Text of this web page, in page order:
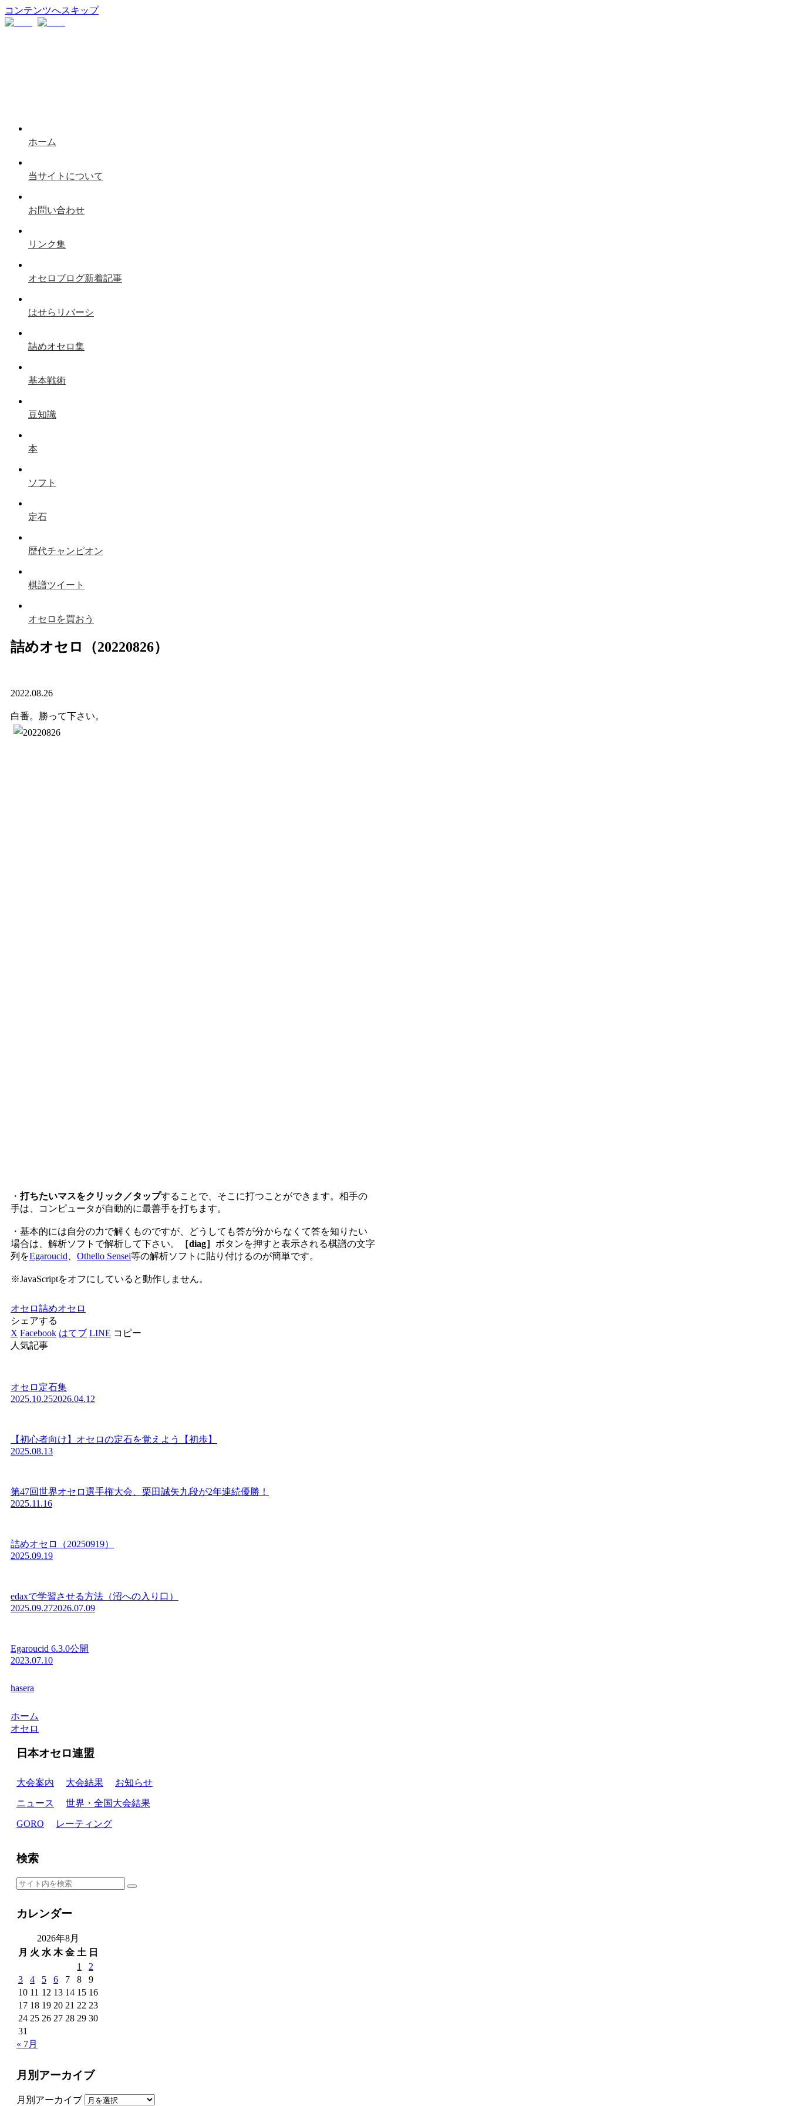
コンテンツへスキップ
ホーム
当サイトについて
お問い合わせ
リンク集
オセロブログ新着記事
はせらリバーシ
詰めオセロ集
基本戦術
豆知識
本
ソフト
定石
歴代チャンピオン
棋譜ツイート
オセロを買おう
詰めオセロ（20220826）
2022.08.26
白番。勝って下さい。
・打ちたいマスをクリック／タップすることで、そこに打つことができます。相手の
手は、コンピュータが自動的に最善手を打ちます。
・基本的には自分の力で解くものですが、どうしても答が分からなくて答を知りたい
場合は、解析ソフトで解析して下さい。
［diag］ ボタンを押すと表示される棋譜の文字
列をEgaroucid Othello Sensei等の解析ソフトに貼り付けるのが簡単です。
※JavaScriptをオフにしていると動作しません。
オセロ詰めオセロ
シェアする
X Facebook はてブ LINE コピー
人気記事
オセロ定石集
2025.10.252026.04.12
【初心者向け】オセロの定石を覚えよう【初歩】
2025.08.13
第47回世界オセロ選手権大会、栗田誠矢九段が2年連続優勝！
2025.11.16
詰めオセロ（20250919）
2025.09.19
edaxで学習させる方法（沼への入り口）
2025.09.272026.07.09
Egaroucid 6.3.0公開
2023.07.10
hasera
ホーム
オセロ
日本オセロ連盟
大会案内 大会結果 お知らせ
ニュース 世界・全国大会結果
GORO レーティング
検索
カレンダー
2026年8月
月 火 水 木 金 土 日
1
2
3
4 5 6 7 8
9
10 11 12 13 14 15 16
17 18 19 20 21 22 23
24 25 26 27 28 29 30
31
« 7月
月別アーカイブ
月別アーカイブ